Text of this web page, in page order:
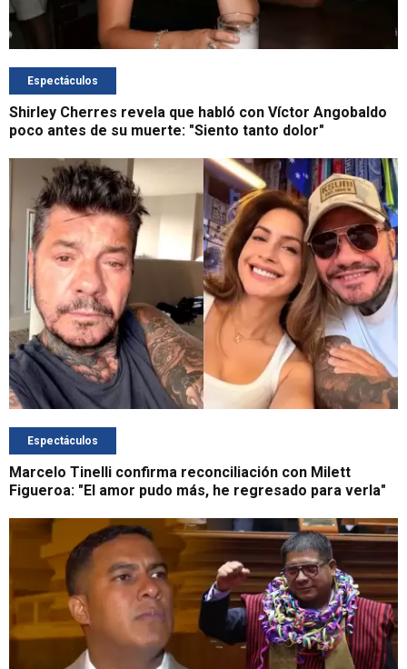
Espectáculos
Shirley Cherres revela que habló con Víctor Angobaldo
poco antes de su muerte: "Siento tanto dolor"
Espectáculos
Marcelo Tinelli confirma reconciliación con Milett
Figueroa: "El amor pudo más, he regresado para verla"